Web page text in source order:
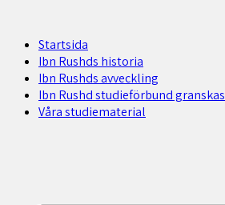
Startsida
Ibn Rushds historia
Ibn Rushds avveckling
Ibn Rushd studieförbund granskas​
Våra studiematerial